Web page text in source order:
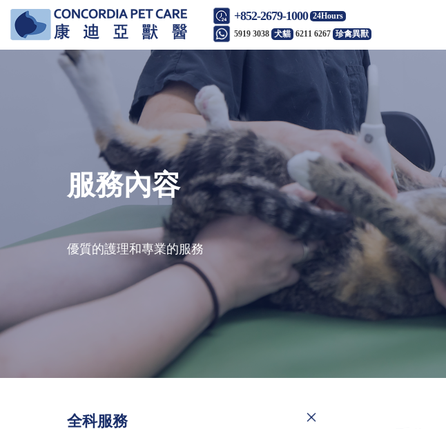
+852-2679-1000 24Hours
5919 3038 犬貓 6211 6267 珍禽異獸
服務內容
優質的護理和專業的服務
全科服務